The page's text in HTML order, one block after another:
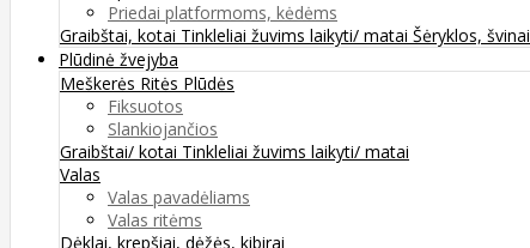
Priedai platformoms, kėdėms
Graibštai, kotai Tinkleliai žuvims laikyti/ matai Šėryklos, švinai
Plūdinė žvejyba
Meškerės Ritės Plūdės
Fiksuotos
Slankiojančios
Graibštai/ kotai Tinkleliai žuvims laikyti/ matai
Valas
Valas pavadėliams
Valas ritėms
Dėklai, krepšiai, dėžės, kibirai